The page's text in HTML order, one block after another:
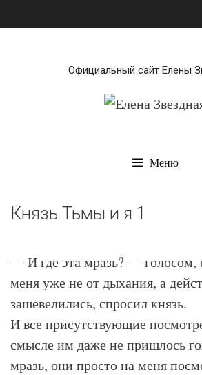
содержимомуОфициальный сайт Елены
Меню
Князь Тьмы и я 1
— И где эта мразь? — голосом,
меня уже не от дыхания, а
зашевелились, спросил князь.
И все присутствующие
смысле им даже не пришлось
мразь, они просто на меня